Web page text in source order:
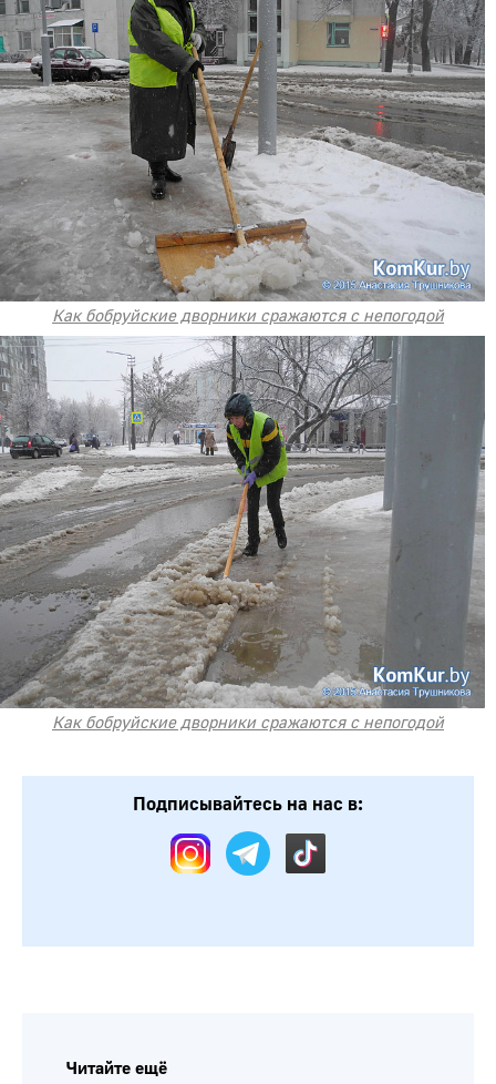
Как бобруйские дворники сражаются с непогодой
Как бобруйские дворники сражаются с непогодой
Подписывайтесь на нас в: